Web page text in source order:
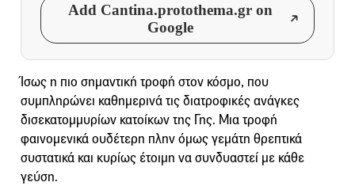
Add Cantina.protothema.gr on
Google
Ίσως η πιο σημαντική τροφή στον κόσμο, που
συμπληρώνει καθημερινά τις διατροφικές ανάγκες
δισεκατομμυρίων κατοίκων της Γης. Μια τροφή
φαινομενικά ουδέτερη πλην όμως γεμάτη θρεπτικά
συστατικά και κυρίως έτοιμη να συνδυαστεί με κάθε
γεύση.